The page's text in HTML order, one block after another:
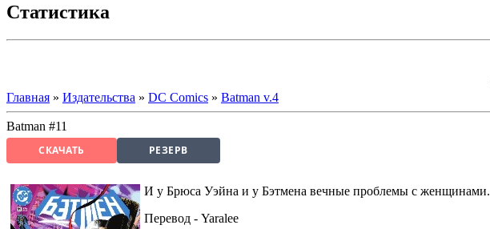
Статистика
Главная » Издательства » DC Comics » Batman v.4
Batman #11
СКАЧАТЬ
РЕЗЕРВ
И у Брюса Уэйна и у Бэтмена вечные проблемы с женщинами.
Перевод - Yaralee